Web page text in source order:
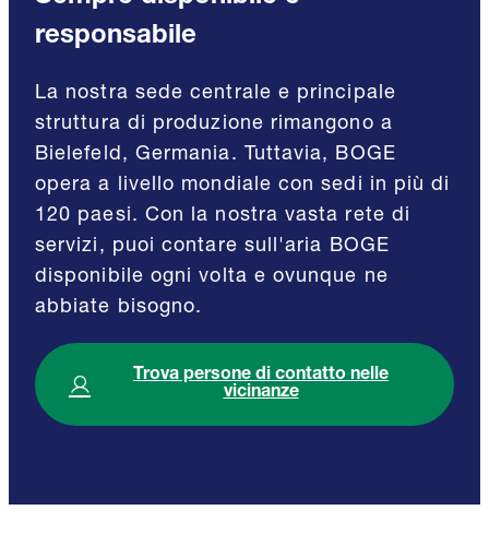
responsabile
La nostra sede centrale e principale
struttura di produzione rimangono a
Bielefeld, Germania. Tuttavia, BOGE
opera a livello mondiale con sedi in più di
120 paesi. Con la nostra vasta rete di
servizi, puoi contare sull'aria BOGE
disponibile ogni volta e ovunque ne
abbiate bisogno.
Trova persone di contatto nelle
vicinanze